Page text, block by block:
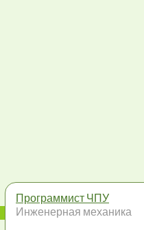
Программист ЧПУ
Инженерная механика